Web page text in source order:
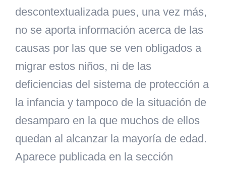
descontextualizada pues, una vez más,
no se aporta información acerca de las
causas por las que se ven obligados a
migrar estos niños, ni de las
deficiencias del sistema de protección a
la infancia y tampoco de la situación de
desamparo en la que muchos de ellos
quedan al alcanzar la mayoría de edad.
Aparece publicada en la sección